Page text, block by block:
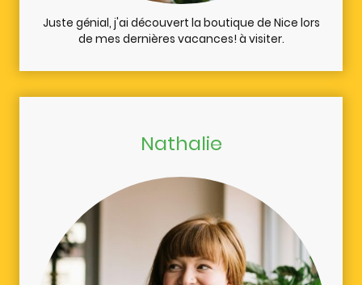
Juste génial, j'ai découvert la boutique de Nice lors
de mes dernières vacances! à visiter.
Nathalie